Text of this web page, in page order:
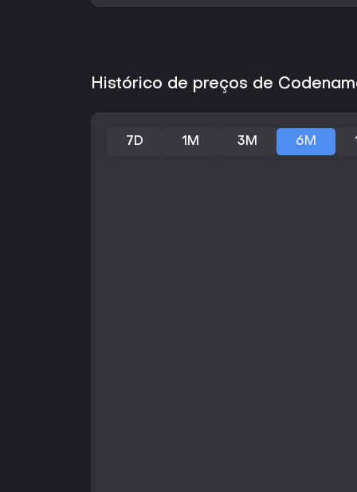
Histórico de preços de
7D 1M 3M 6M